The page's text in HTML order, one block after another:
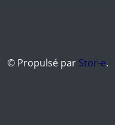
© Propulsé par Stor-e.